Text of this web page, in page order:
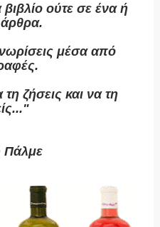
ούτε σε ένα ή
μέσα από
ζήσεις και να τη
Πάλμε